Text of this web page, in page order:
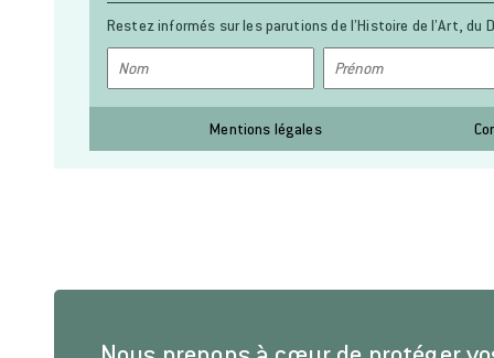
Restez informés sur les parutions de l’Histoire de l’Art, du
Mentions légales